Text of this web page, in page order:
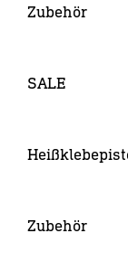
Stabgeräte
Zubehör
Sonstiges
SALE
Heißklebepistolen
Zubehör